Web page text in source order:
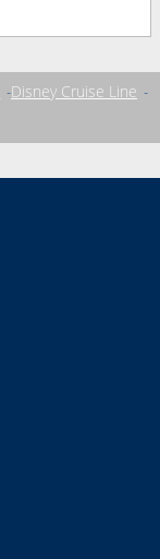
Disney Cruise Line